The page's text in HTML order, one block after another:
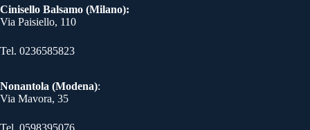
Cinisello Balsamo (Milano):
Via Paisiello, 110
Tel. 0236585823​
Nonantola (Modena):
Via Mavora, 35
Tel. 0598395076​